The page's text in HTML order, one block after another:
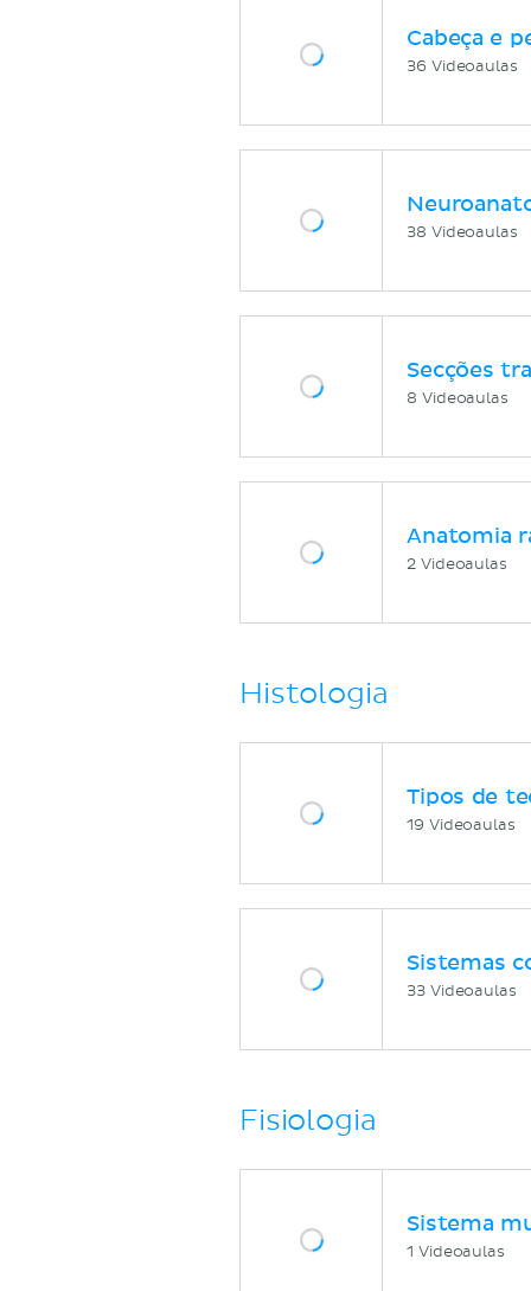
Cabeça e
36 Videoaulas
38 Videoaulas
Secções
8 Videoaulas
Anatomia
2 Videoaulas
Histologia
Tipos de
19 Videoaulas
Sistemas
33 Videoaulas
Fisiologia
Sistema
1 Videoaulas